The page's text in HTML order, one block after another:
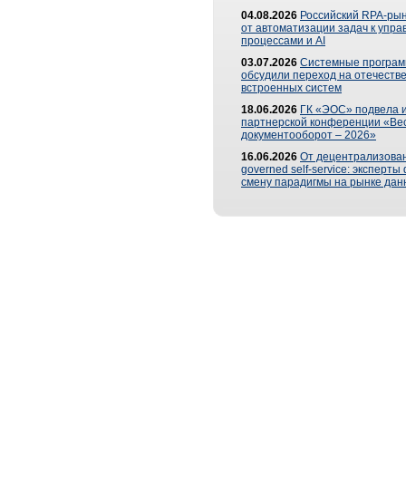
04.08.2026 Российский RPA-
от автоматизации задач к
процессами и AI
03.07.2026 Системные
обсудили переход на
встроенных систем
18.06.2026 ГК «ЭОС» подвела
партнерской конференции
документооборот – 2026»
16.06.2026 От
governed self-service: эксперты
смену парадигмы на рынке